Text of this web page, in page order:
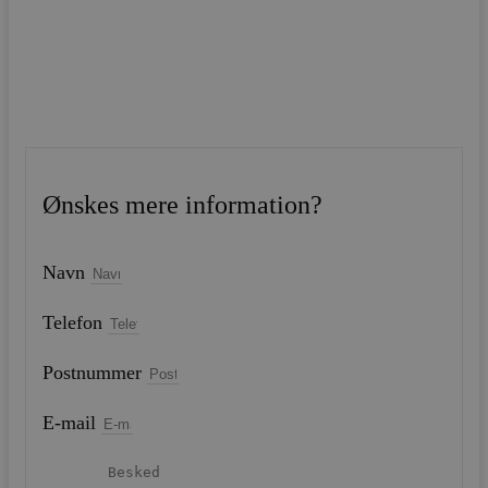
Ønskes mere information?
Navn
Telefon
Postnummer
E-mail